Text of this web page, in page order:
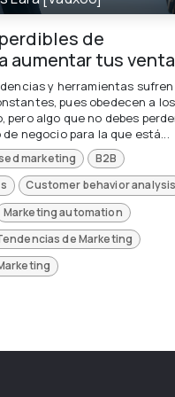
de
aumentar tus
y herramientas sufren
pues obedecen a los
pero algo que no debes
negocio para la que está...
marketing
B2B
Customer behavior analysis
Marketing automation
de Marketing